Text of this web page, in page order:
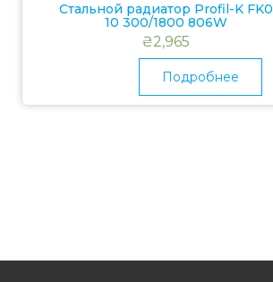
Стальной радиатор Profil-K FK0
10 300/1800 806W
₴2,965
Подробнее